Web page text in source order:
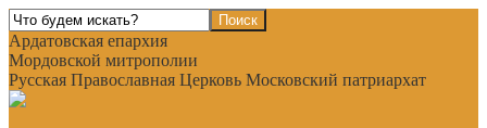
Ардатовская епархия
Мордовской митрополии
Русская Православная Церковь Московский патриархат